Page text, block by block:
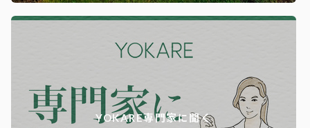
YOKARE専門家に聞く